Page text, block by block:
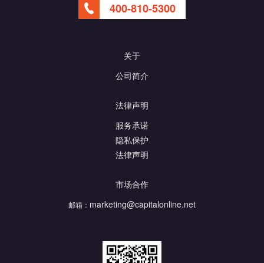
400-810-5300
关于
公司简介
法律声明
服务承诺
隐私保护
法律声明
市场合作
邮箱： marketing@capitalonline.net